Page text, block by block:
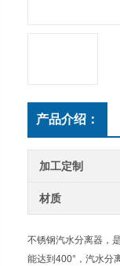
产品介绍：
加工定制
材质
不锈钢汽水分离器，
能达到400°，汽水分